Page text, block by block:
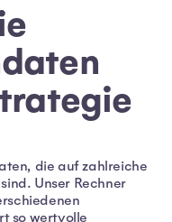
die auf zahlreiche
Unser Rechner
so wertvolle